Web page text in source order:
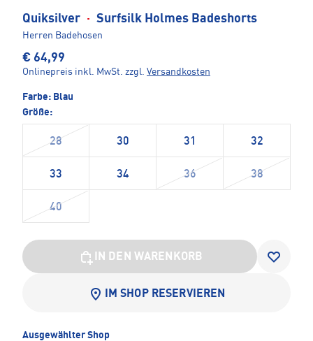
Quiksilver · Surfsilk Holmes Badeshorts
Herren Badehosen
€ 64,99
Onlinepreis inkl. MwSt. zzgl. Versandkosten
Farbe: Blau
Größe:
28 30 31 32
33 34 36 38
40
IN DEN WARENKORB
IM SHOP RESERVIEREN
Ausgewählter Shop